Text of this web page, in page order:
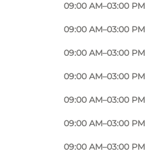
09:00 AM–03:00 PM
09:00 AM–03:00 PM
09:00 AM–03:00 PM
09:00 AM–03:00 PM
09:00 AM–03:00 PM
09:00 AM–03:00 PM
09:00 AM–03:00 PM